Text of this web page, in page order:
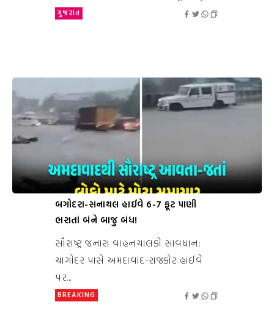
ગુજરાત
બગોદરા-સનાથલ હાઈવે 6-7 ફૂટ પાણી
ભરાતાં બંને બાજુ બંધ!
સૌરાષ્ટ્ર જનારા વાહનચાલકો સાવધાન:
ચાંગોદર પાસે અમદાવાદ-રાજકોટ હાઈવે
પર...
BREAKING